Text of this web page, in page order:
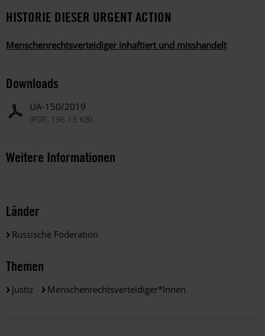
HISTORIE DIESER URGENT ACTION
Menschenrechtsverteidiger inhaftiert und misshandelt
Downloads
UA-150/2019
(PDF, 196.13 KB)
Weitere Informationen
Länder
Russische Föderation
Themen
Justiz Menschenrechtsverteidiger*innen